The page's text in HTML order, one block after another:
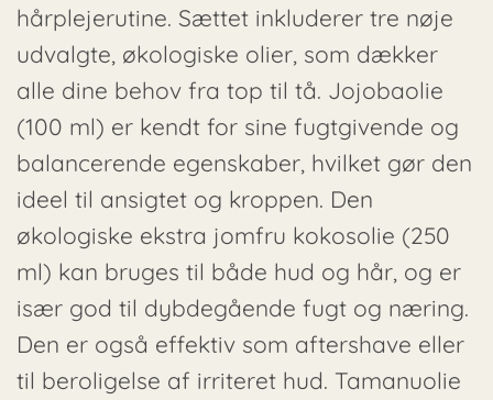
hårplejerutine. Sættet inkluderer tre nøje
udvalgte, økologiske olier, som dækker
alle dine behov fra top til tå. Jojobaolie
(100 ml) er kendt for sine fugtgivende og
balancerende egenskaber, hvilket gør den
ideel til ansigtet og kroppen. Den
økologiske ekstra jomfru kokosolie (250
ml) kan bruges til både hud og hår, og er
især god til dybdegående fugt og næring.
Den er også effektiv som aftershave eller
til beroligelse af irriteret hud. Tamanuolie